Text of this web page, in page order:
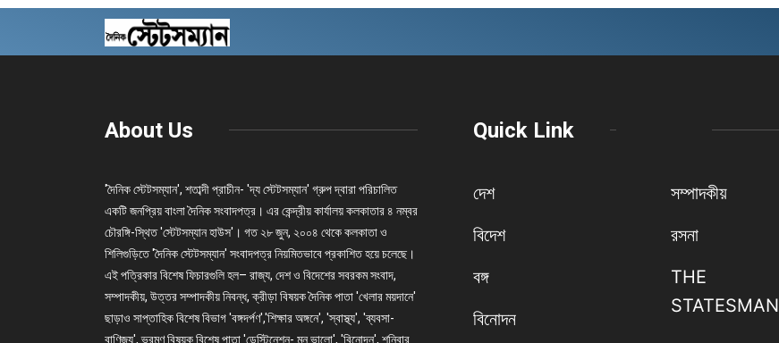
About Us
'দৈনিক স্টেটসম্যান', শতাব্দী প্রাচীন- 'দ্য স্টেটসম্যান' গ্রুপ দ্বারা পরিচালিত
একটি জনপ্রিয় বাংলা দৈনিক সংবাদপত্র। এর কেন্দ্রীয় কার্যালয় কলকাতার ৪ নম্বর
চৌরঙ্গি-স্থিত 'স্টেটসম্যান হাউস'। গত ২৮ জুন, ২০০৪ থেকে কলকাতা ও
শিলিগুড়িতে 'দৈনিক স্টেটসম্যান' সংবাদপত্র নিয়মিতভাবে প্রকাশিত হয়ে চলেছে।
এই পত্রিকার বিশেষ ফিচারগুলি হল– রাজ্য, দেশ ও বিদেশের সবরকম সংবাদ,
সম্পাদকীয়, উত্তর সম্পাদকীয় নিবন্ধ, ক্রীড়া বিষয়ক দৈনিক পাতা 'খেলার ময়দানে'
ছাড়াও সাপ্তাহিক বিশেষ বিভাগ 'বঙ্গদর্পণ','শিক্ষার অঙ্গনে', 'স্বাস্থ্য', 'ব্যবসা-
বাণিজ্য', ভ্রমণ বিষয়ক বিশেষ পাতা 'ডেস্টিনেশন- মন ভালো', 'বিনোদন', শনিবার
Quick Link
দেশ
বিদেশ
বঙ্গ
বিনোদন
সম্পাদকীয়
রসনা
THE
STATESMAN